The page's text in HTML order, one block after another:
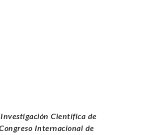
Científica de
Internacional de